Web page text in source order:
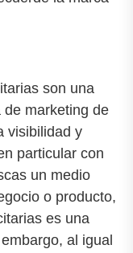
son una
de marketing de
visibilidad y
particular con
un medio
o producto,
es una
al igual